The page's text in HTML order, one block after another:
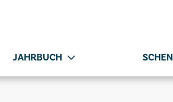
JAHRBUCH